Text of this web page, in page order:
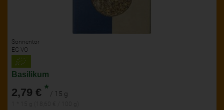
Sonnentor
EG-VO
Basilikum
2,79 € * / 15 g